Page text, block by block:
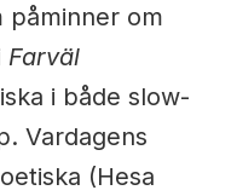
påminner om
Farväl
i både slow-
Vardagens
(Hesa